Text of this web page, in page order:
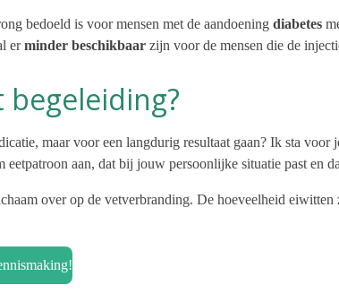
bedoeld is voor mensen met de aandoening diabetes
er minder beschikbaar zijn voor de mensen die de
begeleiding?
maar voor een langdurig resultaat gaan? Ik sta voor
eetpatroon aan, dat bij jouw persoonlijke situatie past en
over op de vetverbranding. De hoeveelheid